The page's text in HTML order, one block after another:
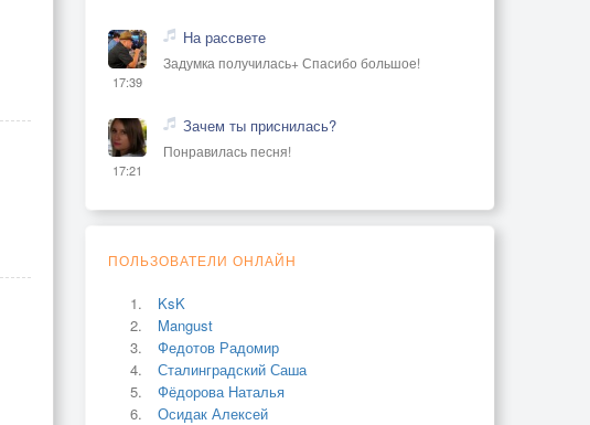
17:39
На рассвете
Задумка получилась+ Спасибо большое!
17:21
Зачем ты приснилась?
Понравилась песня!
ПОЛЬЗОВАТЕЛИ ОНЛАЙН
KsK
Mangust
Федотов Радомир
Сталинградский Саша
Фёдорова Наталья
Осидак Алексей